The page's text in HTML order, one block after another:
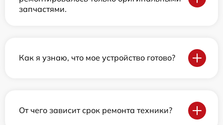
запчастями.
Как я узнаю, что мое устройство готово?
От чего зависит срок ремонта техники?